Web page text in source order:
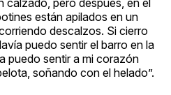
están apilados en un
descalzos. Si cierro
puedo sentir el barro en la
puedo sentir a mi corazón
soñando con el helado”.